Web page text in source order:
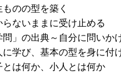
ものの型を築く
らないままに受け止める
問」の出典～自分に問いか
に学び、基本の型を身に付
とは何か、小人とは何か